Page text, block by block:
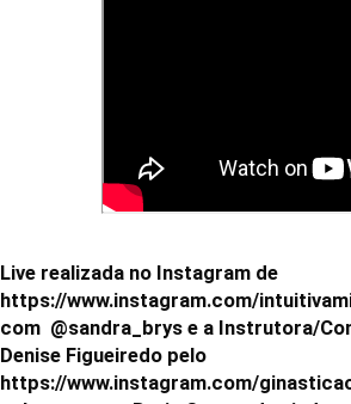
https://www.instagram.com/
com  @sandra_brys e a Instrutora/
https://www.instagram.com/